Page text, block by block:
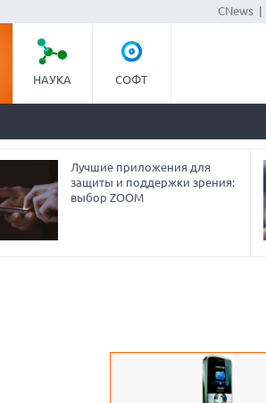
CNews|
НАУКА СОФТ
Лучшие приложения для
защиты и поддержки зрения:
выбор ZOOM